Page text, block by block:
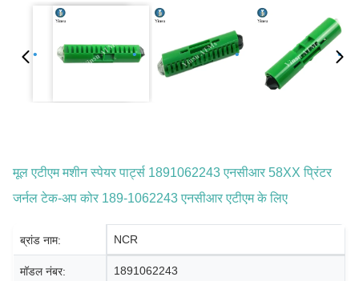
मूल एटीएम मशीन स्पेयर पार्ट्स 1891062243 एनसीआर 58XX प्रिंटर
जर्नल टेक-अप कोर 189-1062243 एनसीआर एटीएम के लिए
ब्रांड नाम: NCR
मॉडल नंबर: 1891062243